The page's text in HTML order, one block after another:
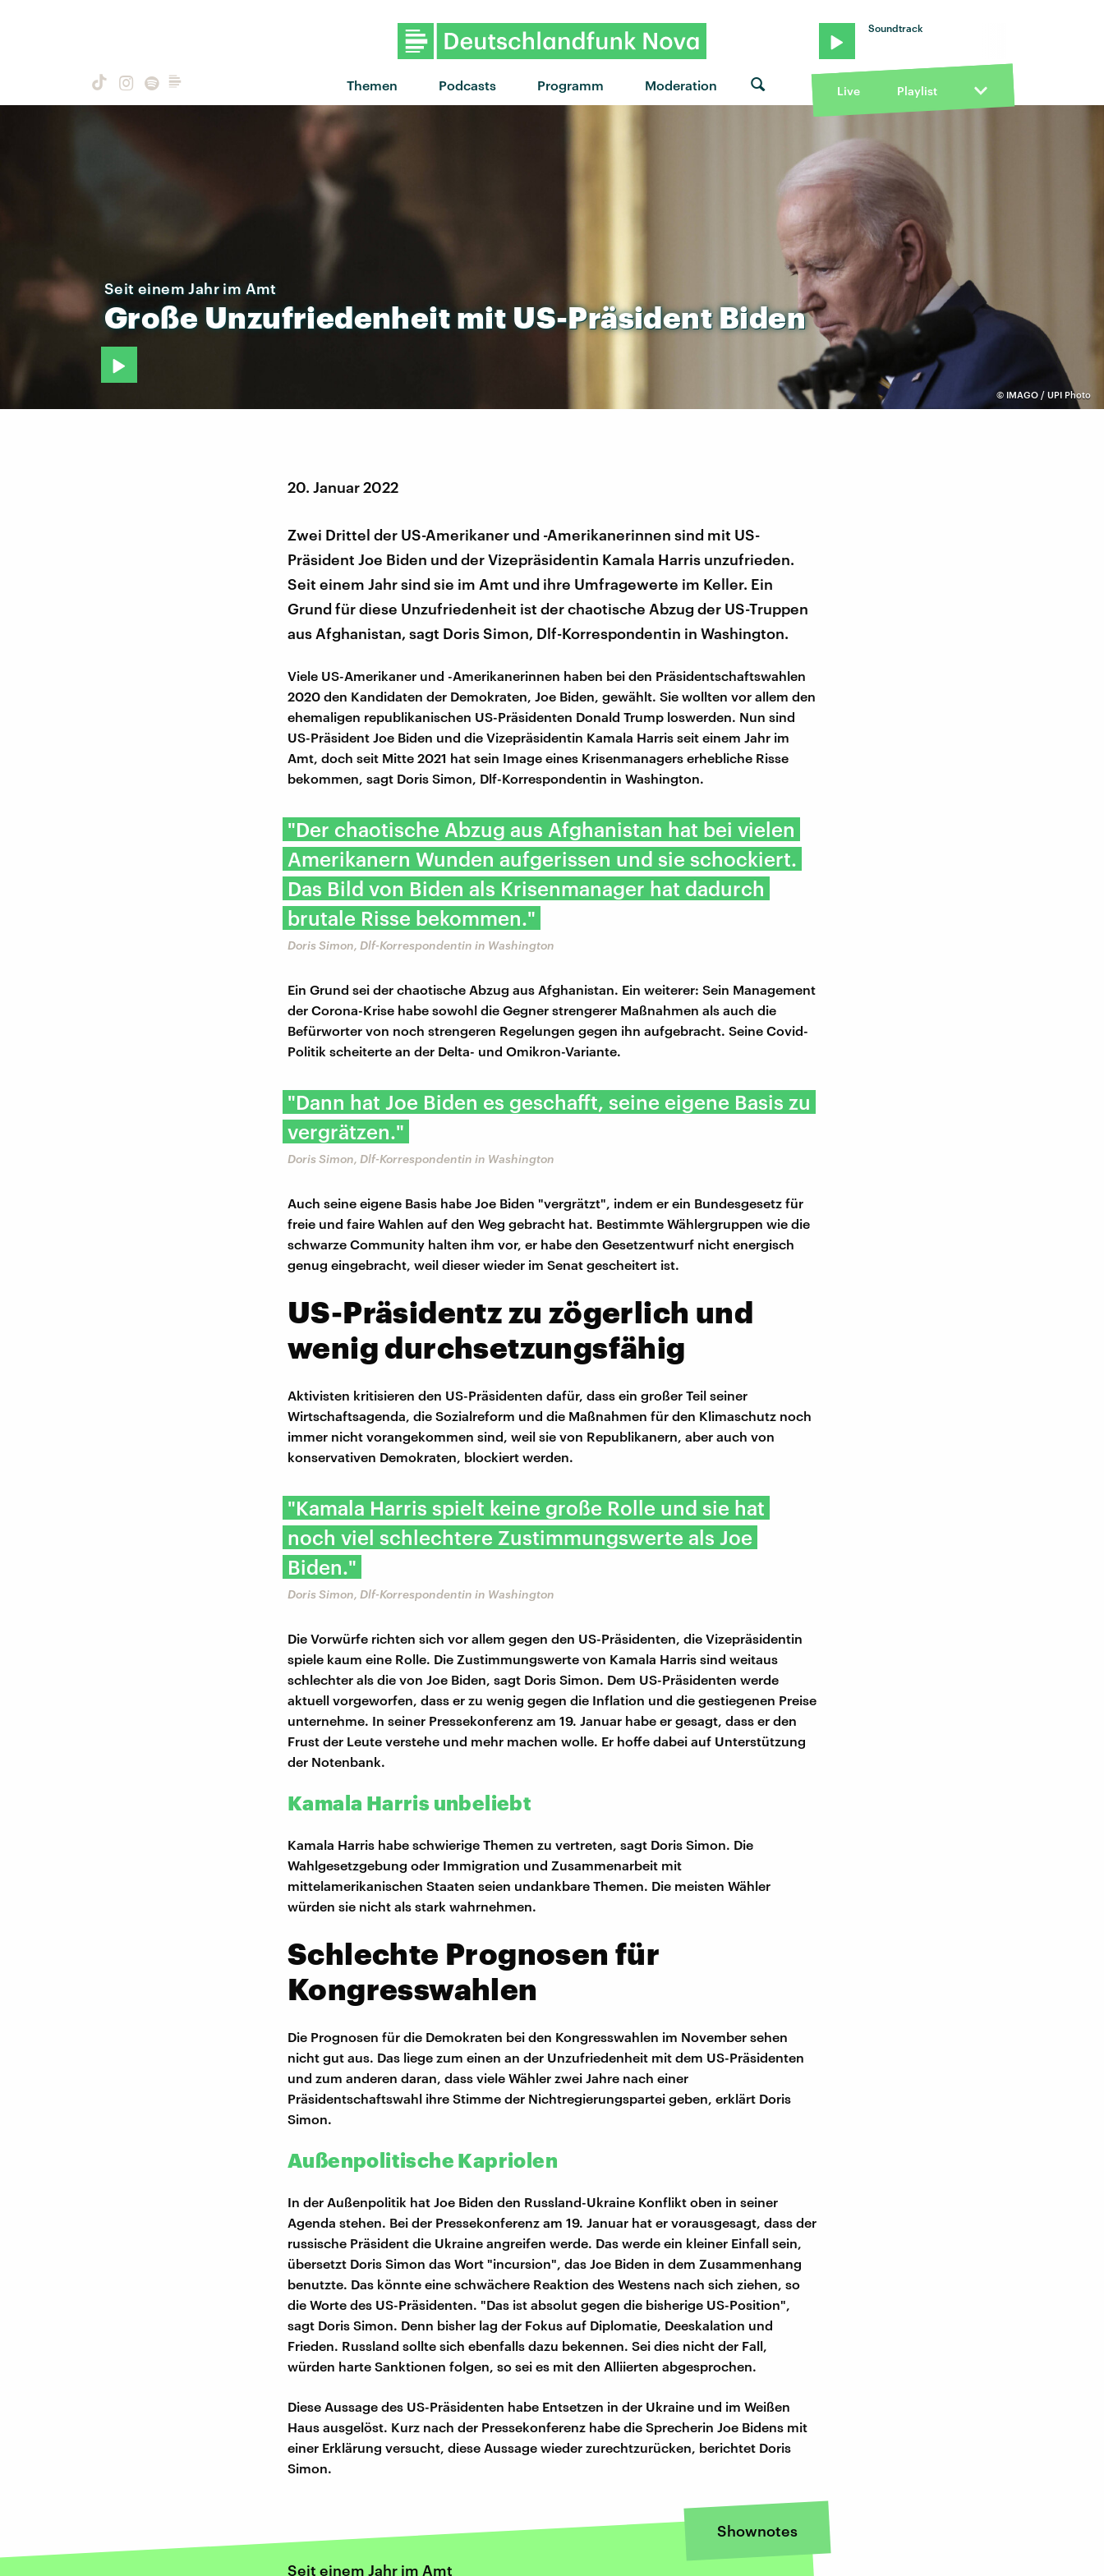
Themen Podcasts Programm Moderation
Soundtrack
Live Playlist
© IMAGO / UPI Photo
Seit einem Jahr im Amt
Große Unzufriedenheitmit US-PräsidentBiden
20. Januar 2022
Zwei Drittel der US-Amerikaner und -Amerikanerinnen sind mit US-
Präsident Joe Biden und der Vizepräsidentin Kamala Harris unzufrieden.
Seit einem Jahr sind sie im Amt und ihre Umfragewerte im Keller. Ein
Grund für diese Unzufriedenheit ist der chaotische Abzug der US-Truppen
aus Afghanistan, sagt Doris Simon, Dlf-Korrespondentin in Washington.
Viele US-Amerikaner und -Amerikanerinnen haben bei den Präsidentschaftswahlen
2020 den Kandidaten der Demokraten, Joe Biden, gewählt. Sie wollten vor allem den
ehemaligen republikanischen US-Präsidenten Donald Trump loswerden. Nun sind
US-Präsident Joe Biden und die Vizepräsidentin Kamala Harris seit einem Jahr im
Amt, doch seit Mitte 2021 hat sein Image eines Krisenmanagers erhebliche Risse
bekommen, sagt Doris Simon, Dlf-Korrespondentin in Washington.
"Der chaotische Abzug aus Afghanistan hat bei vielen
Amerikanern Wunden aufgerissen und sie schockiert.
Das Bild von Biden als Krisenmanager hat dadurch
brutale Risse bekommen."
Doris Simon, Dlf-Korrespondentin in Washington
Ein Grund sei der chaotische Abzug aus Afghanistan. Ein weiterer: Sein Management
der Corona-Krise habe sowohl die Gegner strengerer Maßnahmen als auch die
Befürworter von noch strengeren Regelungen gegen ihn aufgebracht. Seine Covid-
Politik scheiterte an der Delta- und Omikron-Variante.
"Dann hat Joe Biden es geschafft, seine eigene Basis zu
vergrätzen."
Doris Simon, Dlf-Korrespondentin in Washington
Auch seine eigene Basis habe Joe Biden "vergrätzt", indem er ein Bundesgesetz für
freie und faire Wahlen auf den Weg gebracht hat. Bestimmte Wählergruppen wie die
schwarze Community halten ihm vor, er habe den Gesetzentwurf nicht energisch
genug eingebracht, weil dieser wieder im Senat gescheitert ist.
US-Präsidentz zu zögerlich und
wenig durchsetzungsfähig
Aktivisten kritisieren den US-Präsidenten dafür, dass ein großer Teil seiner
Wirtschaftsagenda, die Sozialreform und die Maßnahmen für den Klimaschutz noch
immer nicht vorangekommen sind, weil sie von Republikanern, aber auch von
konservativen Demokraten, blockiert werden.
"Kamala Harris spielt keine große Rolle und sie hat
noch viel schlechtere Zustimmungswerte als Joe
Biden."
Doris Simon, Dlf-Korrespondentin in Washington
Die Vorwürfe richten sich vor allem gegen den US-Präsidenten, die Vizepräsidentin
spiele kaum eine Rolle. Die Zustimmungswerte von Kamala Harris sind weitaus
schlechter als die von Joe Biden, sagt Doris Simon. Dem US-Präsidenten werde
aktuell vorgeworfen, dass er zu wenig gegen die Inflation und die gestiegenen Preise
unternehme. In seiner Pressekonferenz am 19. Januar habe er gesagt, dass er den
Frust der Leute verstehe und mehr machen wolle. Er hoffe dabei auf Unterstützung
der Notenbank.
Kamala Harris unbeliebt
Kamala Harris habe schwierige Themen zu vertreten, sagt Doris Simon. Die
Wahlgesetzgebung oder Immigration und Zusammenarbeit mit
mittelamerikanischen Staaten seien undankbare Themen. Die meisten Wähler
würden sie nicht als stark wahrnehmen.
Schlechte Prognosen für
Kongresswahlen
Die Prognosen für die Demokraten bei den Kongresswahlen im November sehen
nicht gut aus. Das liege zum einen an der Unzufriedenheit mit dem US-Präsidenten
und zum anderen daran, dass viele Wähler zwei Jahre nach einer
Präsidentschaftswahl ihre Stimme der Nichtregierungspartei geben, erklärt Doris
Simon.
Außenpolitische Kapriolen
In der Außenpolitik hat Joe Biden den Russland-Ukraine Konflikt oben in seiner
Agenda stehen. Bei der Pressekonferenz am 19. Januar hat er vorausgesagt, dass der
russische Präsident die Ukraine angreifen werde. Das werde ein kleiner Einfall sein,
übersetzt Doris Simon das Wort "incursion", das Joe Biden in dem Zusammenhang
benutzte. Das könnte eine schwächere Reaktion des Westens nach sich ziehen, so
die Worte des US-Präsidenten. "Das ist absolut gegen die bisherige US-Position",
sagt Doris Simon. Denn bisher lag der Fokus auf Diplomatie, Deeskalation und
Frieden. Russland sollte sich ebenfalls dazu bekennen. Sei dies nicht der Fall,
würden harte Sanktionen folgen, so sei es mit den Alliierten abgesprochen.
Diese Aussage des US-Präsidenten habe Entsetzen in der Ukraine und im Weißen
Haus ausgelöst. Kurz nach der Pressekonferenz habe die Sprecherin Joe Bidens mit
einer Erklärung versucht, diese Aussage wieder zurechtzurücken, berichtet Doris
Simon.
Shownotes
Seit einem Jahr im Amt